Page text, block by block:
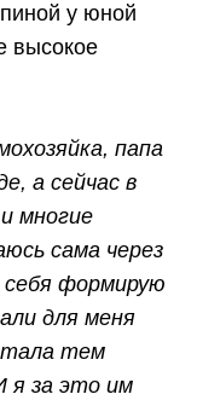
у юной
высокое
папа
а сейчас в
многие
сама через
себя формирую
для меня
тем
я за это им